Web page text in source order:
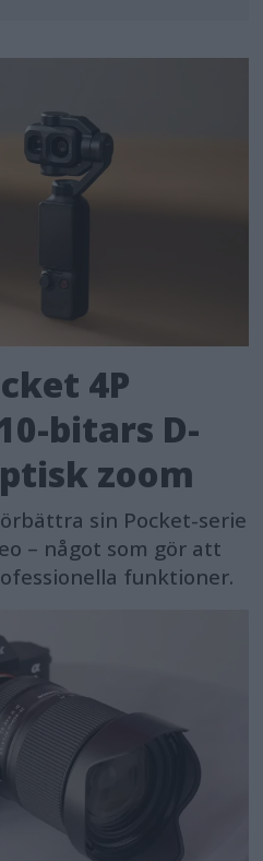
4P
bitars D-
zoom
sin Pocket-serie
– något som gör att
funktioner.